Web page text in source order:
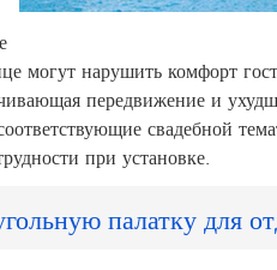
могут нарушить комфорт
передвижение и
свадебной
при установке.
палатку для